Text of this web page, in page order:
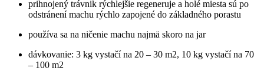
prihnojený trávnik rýchlejšie regeneruje a holé miesta sú po
odstránení machu rýchlo zapojené do základného porastu
používa sa na ničenie machu najmä skoro na jar
dávkovanie: 3 kg vystačí na 20 – 30 m2, 10 kg vystačí na 70
– 100 m2